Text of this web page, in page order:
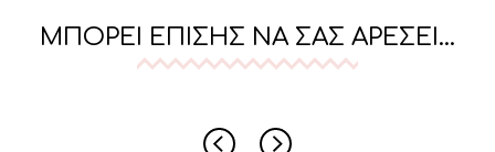
ΜΠΟΡΕΊ ΕΠΊΣΗΣ ΝΑ ΣΑΣ ΑΡΈΣΕΙ…